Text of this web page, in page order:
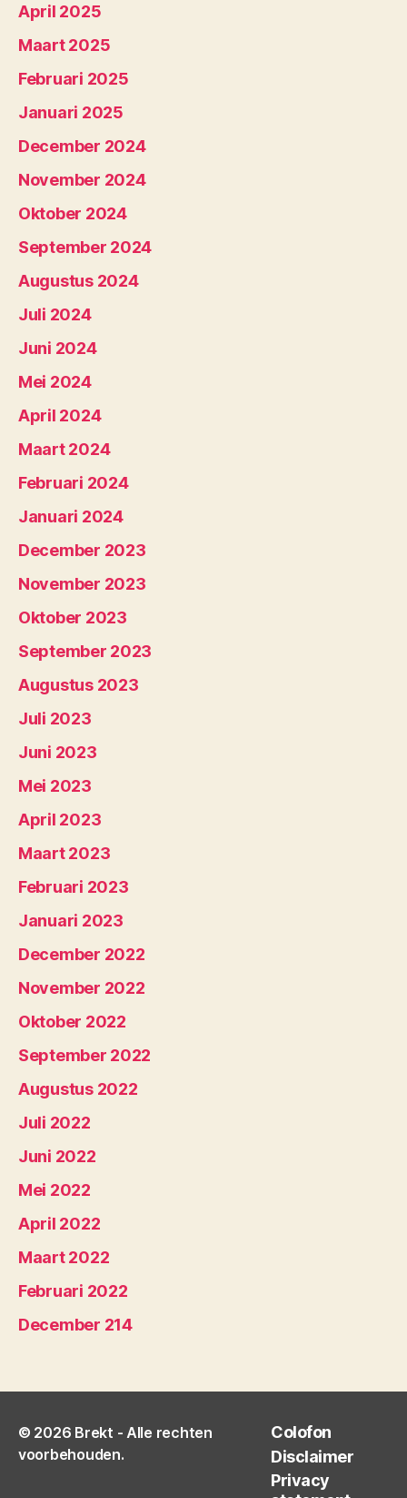
April 2025
Maart 2025
Februari 2025
Januari 2025
December 2024
November 2024
Oktober 2024
September 2024
Augustus 2024
Juli 2024
Juni 2024
Mei 2024
April 2024
Maart 2024
Februari 2024
Januari 2024
December 2023
November 2023
Oktober 2023
September 2023
Augustus 2023
Juli 2023
Juni 2023
Mei 2023
April 2023
Maart 2023
Februari 2023
Januari 2023
December 2022
November 2022
Oktober 2022
September 2022
Augustus 2022
Juli 2022
Juni 2022
Mei 2022
April 2022
Maart 2022
Februari 2022
December 214
© 2026 Brekt - Alle rechten
voorbehouden.
Colofon
Disclaimer
Privacy